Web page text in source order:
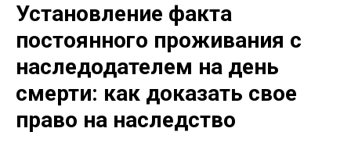
Установление факта
постоянного проживания с
наследодателем на день
смерти: как доказать свое
право на наследство